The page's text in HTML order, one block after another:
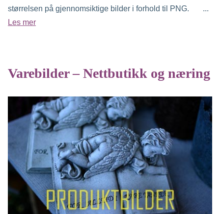
størrelsen på gjennomsiktige bilder i forhold til PNG. ...
Les mer
Varebilder – Nettbutikk og næring